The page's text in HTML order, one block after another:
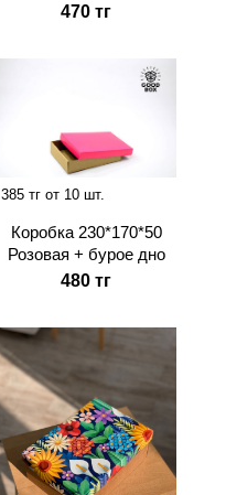
470 тг
385 тг от 10 шт.
Коробка 230*170*50
Розовая + бурое дно
480 тг